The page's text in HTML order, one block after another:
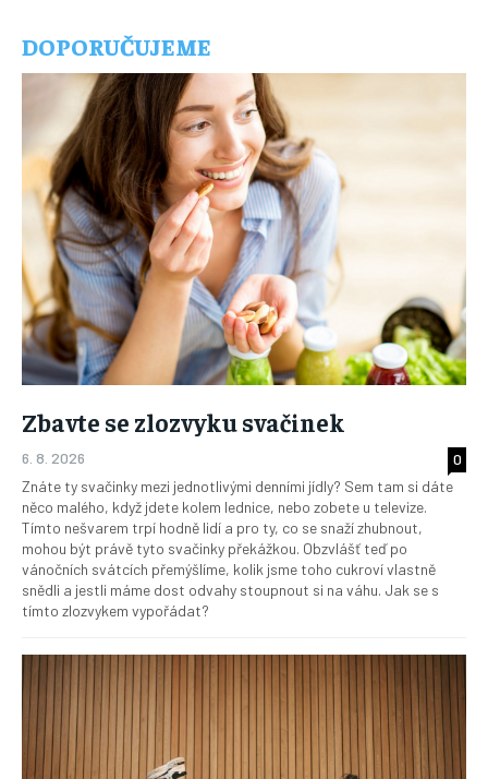
DOPORUČUJEME
Zbavte se zlozvyku svačinek
6. 8. 2026
0
Znáte ty svačinky mezi jednotlivými denními jídly? Sem tam si dáte
něco malého, když jdete kolem lednice, nebo zobete u televize.
Tímto nešvarem trpí hodně lidí a pro ty, co se snaží zhubnout,
mohou být právě tyto svačinky překážkou. Obzvlášť teď po
vánočních svátcích přemýšlíme, kolik jsme toho cukroví vlastně
snědli a jestli máme dost odvahy stoupnout si na váhu. Jak se s
tímto zlozvykem vypořádat?